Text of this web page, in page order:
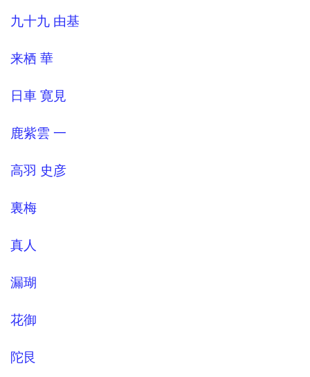
九十九 由基
来栖 華
日車 寛見
鹿紫雲 一
高羽 史彦
裏梅
真人
漏瑚
花御
陀艮